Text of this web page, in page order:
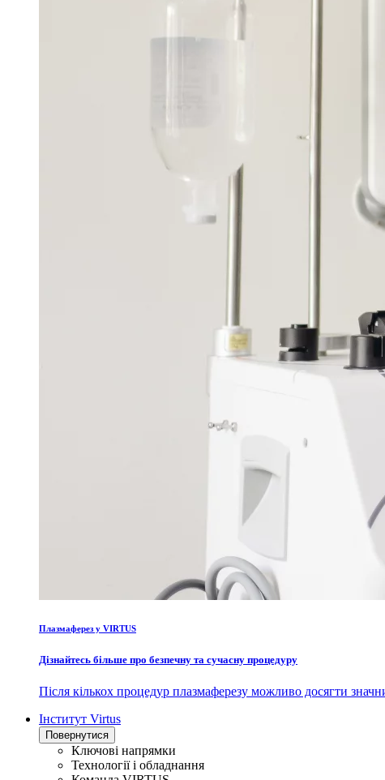
Плазмаферез у VIRTUS
Дізнайтесь більше про безпечну та сучасну процедуру
Після кількох процедур плазмаферезу можливо досягти
Інститут Virtus
Повернутися
Ключові напрямки
Технології і обладнання